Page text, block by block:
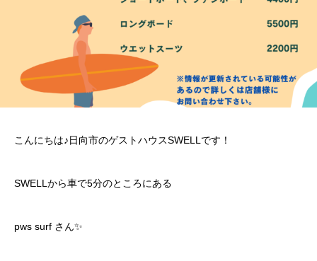
こんにちは♪日向市のゲストハウスSWELLです！
SWELLから車で5分のところにある
pws surf さん✨